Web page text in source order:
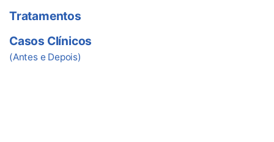
Tratamentos
Casos Clínicos
(Antes e Depois)